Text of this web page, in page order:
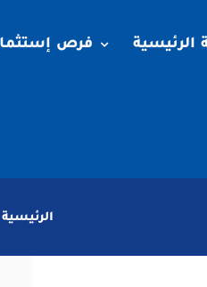
الرئيسية فرص
الرئيسية